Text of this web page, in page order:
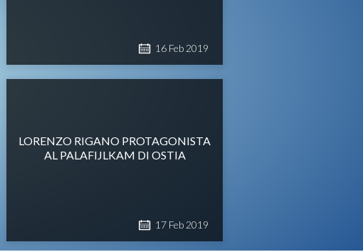
16 Feb 2019
LORENZO RIGANO PROTAGONISTA
AL PALAFIJLKAM DI OSTIA
17 Feb 2019